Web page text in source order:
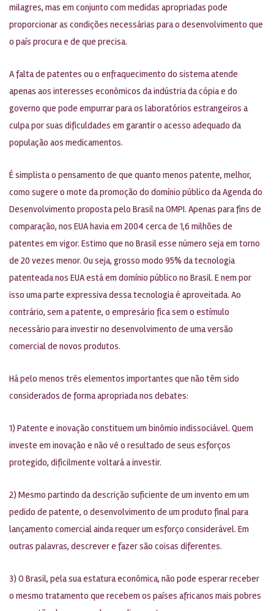
milagres, mas em conjunto com medidas apropriadas pode
proporcionar as condições necessárias para o desenvolvimento que
o país procura e de que precisa.
A falta de patentes ou o enfraquecimento do sistema atende
apenas aos interesses econômicos da indústria da cópia e do
governo que pode empurrar para os laboratórios estrangeiros a
culpa por suas dificuldades em garantir o acesso adequado da
população aos medicamentos.
É simplista o pensamento de que quanto menos patente, melhor,
como sugere o mote da promoção do domínio público da Agenda do
Desenvolvimento proposta pelo Brasil na OMPI. Apenas para fins de
comparação, nos EUA havia em 2004 cerca de 1,6 milhões de
patentes em vigor. Estimo que no Brasil esse número seja em torno
de 20 vezes menor. Ou seja, grosso modo 95% da tecnologia
patenteada nos EUA está em domínio público no Brasil. E nem por
isso uma parte expressiva dessa tecnologia é aproveitada. Ao
contrário, sem a patente, o empresário fica sem o estímulo
necessário para investir no desenvolvimento de uma versão
comercial de novos produtos.
Há pelo menos três elementos importantes que não têm sido
considerados de forma apropriada nos debates:
1) Patente e inovação constituem um binômio indissociável. Quem
investe em inovação e não vê o resultado de seus esforços
protegido, dificilmente voltará a investir.
2) Mesmo partindo da descrição suficiente de um invento em um
pedido de patente, o desenvolvimento de um produto final para
lançamento comercial ainda requer um esforço considerável. Em
outras palavras, descrever e fazer são coisas diferentes.
3) O Brasil, pela sua estatura econômica, não pode esperar receber
o mesmo tratamento que recebem os países africanos mais pobres